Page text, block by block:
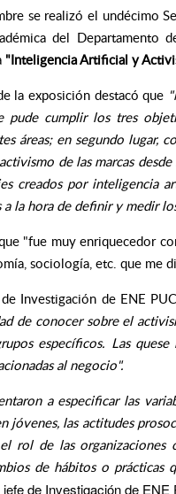
se realizó el undécimo
del Departamento
"Inteligencia Artificial y
la exposición destacó que
pude cumplir los tres
áreas; en segundo lugar,
de las marcas
creados por inteligencia
a la hora de definir y medir
"fue muy enriquecedor
sociología, etc. que me
Investigación de ENE
de conocer sobre el
específicos. Las
al negocio".
a especificar las
jóvenes, las actitudes
rol de las
de hábitos o prácticas
de Investigación de ENE